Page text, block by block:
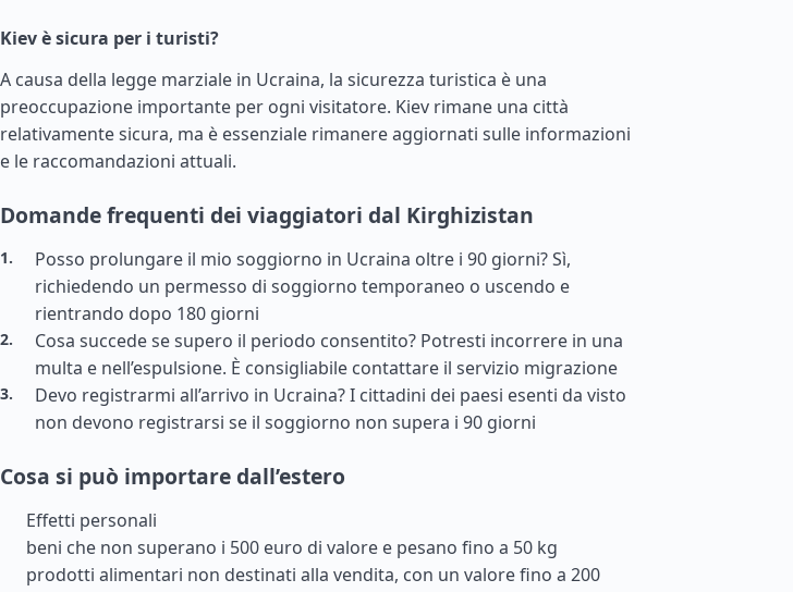
Kiev è sicura per i turisti?
A causa della legge marziale in Ucraina, la sicurezza turistica è una
preoccupazione importante per ogni visitatore. Kiev rimane una città
relativamente sicura, ma è essenziale rimanere aggiornati sulle informazioni
e le raccomandazioni attuali.
Domande frequenti dei viaggiatori dal Kirghizistan
Posso prolungare il mio soggiorno in Ucraina oltre i 90 giorni? Sì,
richiedendo un permesso di soggiorno temporaneo o uscendo e
rientrando dopo 180 giorni
Cosa succede se supero il periodo consentito? Potresti incorrere in una
multa e nell’espulsione. È consigliabile contattare il servizio migrazione
Devo registrarmi all’arrivo in Ucraina? I cittadini dei paesi esenti da visto
non devono registrarsi se il soggiorno non supera i 90 giorni
Cosa si può importare dall’estero
Effetti personali
beni che non superano i 500 euro di valore e pesano fino a 50 kg
prodotti alimentari non destinati alla vendita, con un valore fino a 200